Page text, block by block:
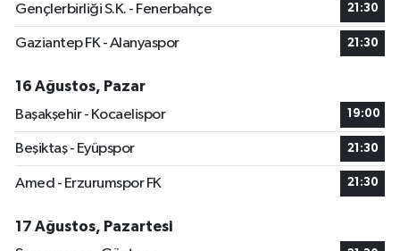
Gençlerbirliği S.K. - Fenerbahçe 21:30
Gaziantep FK - Alanyaspor 21:30
16 Ağustos, Pazar
Başakşehir - Kocaelispor
19:00
Beşiktaş - Eyüpspor 21:30
Amed - Erzurumspor FK 21:30
17 Ağustos, Pazartesi